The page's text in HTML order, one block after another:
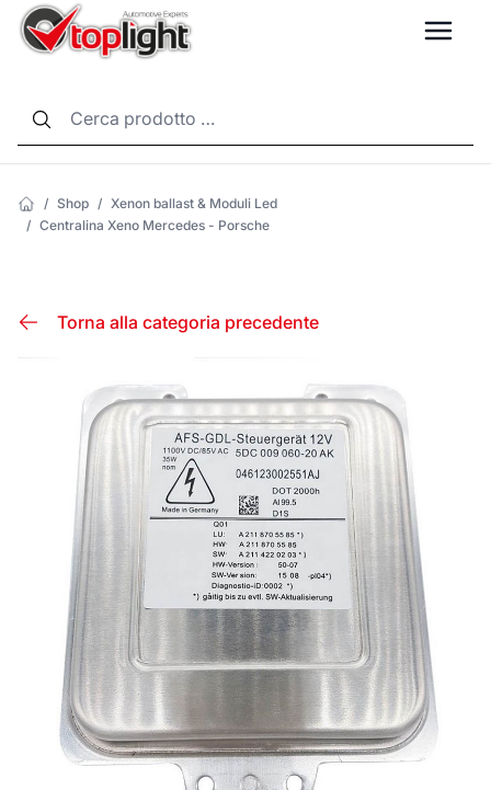
/ Shop / Xenon ballast & Moduli Led
/ Centralina Xeno Mercedes - Porsche
Torna alla categoria precedente